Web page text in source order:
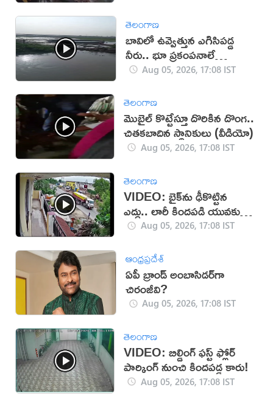
తెలంగాణ
బావిలో ఉవ్వెత్తున ఎగిసిపడ్డ
నీరు.. భూ ప్రకంపనాలే
కారణమా?
Aug 05, 2026, 17:08 IST
తెలంగాణ
మొబైల్ కొట్టేస్తూ దొరికిన దొంగ..
చితకబాదిన స్థానికులు (వీడియో)
Aug 05, 2026, 17:08 IST
తెలంగాణ
VIDEO: బైక్‌ను ఢీకొట్టిన
ఎద్దు.. లారీ కిందపడి యువకుడు
మృతి!Aug 05, 2026, 17:08 IST
ఆంధ్రప్రదేశ్
ఏపీ బ్రాండ్ అంబాసిడర్‌గా
చిరంజీవి?
Aug 05, 2026, 17:08 IST
తెలంగాణ
VIDEO: బిల్డింగ్ ఫస్ట్ ఫ్లోర్
పార్కింగ్ నుంచి కిందపడ్డ కారు!
Aug 05, 2026, 17:08 IST